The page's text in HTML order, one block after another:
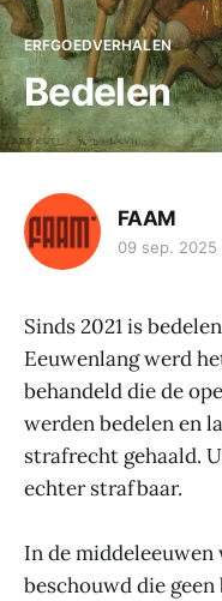
ERFGOEDVERHALEN
Bedelen
FAAM
09 sep. 2025
Sinds 2021 is
Eeuwenlang werd
behandeld die de
werden bedelen en
strafrecht gehaald.
echter strafbaar.
In de middeleeuwen
beschouwd die